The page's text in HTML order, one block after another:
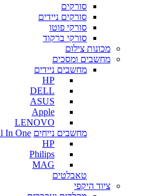
סורקים
סורקים ניידים
סורקי פוטו
סורקי ברקוד
מכונות צילום
מחשבים ומסכים
מחשבים ניידים
HP
DELL
ASUS
Apple
LENOVO
מחשבים נייחים In One
HP
Philips
MAG
טאבלטים
ציוד היקפי